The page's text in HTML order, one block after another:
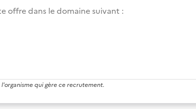
offre dans le domaine suivant :
qui gère ce recrutement.